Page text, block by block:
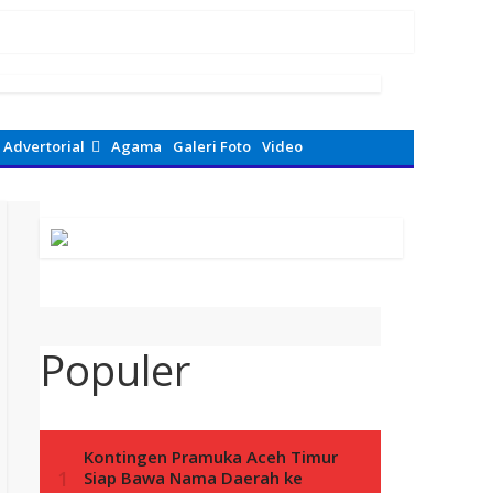
Advertorial Agama Galeri Foto Video
Populer